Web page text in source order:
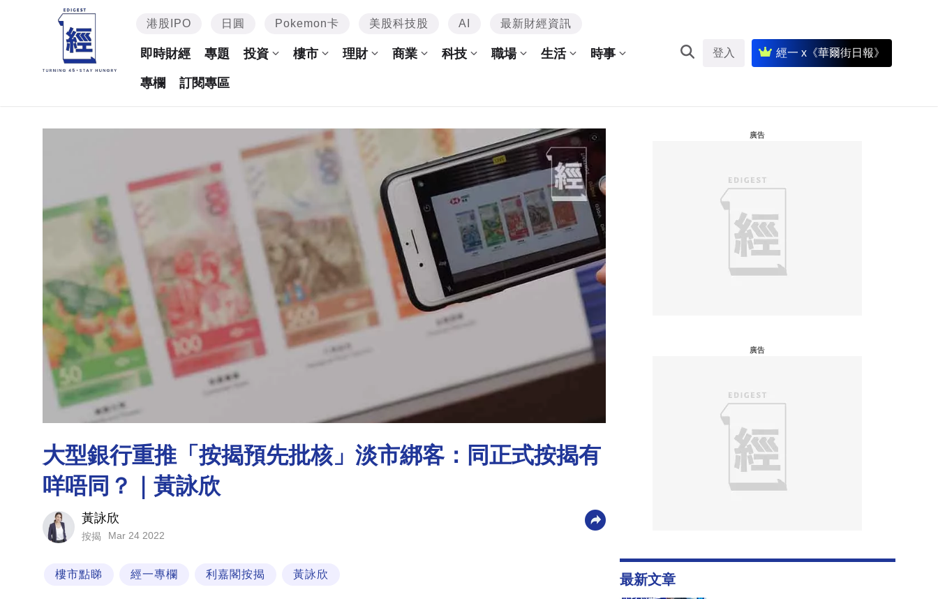
港股IPO 日圓 Pokemon卡 美股科技股 AI 最新財經資訊
即時財經 專題 投資 樓市 理財 商業 科技 職場 生活 時事
專欄 訂閱專區
登入 經一 x《華爾街日報》
大型銀行重推「按揭預先批核」淡市綁客：同正式按揭有
咩唔同？｜黃詠欣
黃詠欣
按揭 Mar 24 2022
樓市點睇 經一專欄 利嘉閣按揭 黃詠欣
廣告
廣告
最新文章